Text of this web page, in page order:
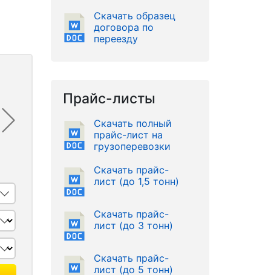
Скачать образец
договора по
переезду
Прайс-листы
Скачать полный
прайс-лист на
грузоперевозки
Скачать прайс-
лист (до 1,5 тонн)
Скачать прайс-
лист (до 3 тонн)
Скачать прайс-
лист (до 5 тонн)